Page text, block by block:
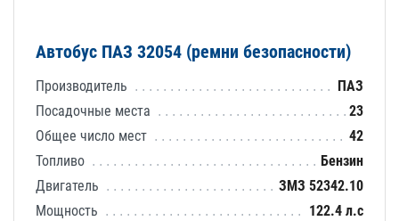
Автобус ПАЗ 32054 (ремни безопасности)
Производитель
ПАЗ
Посадочные места
23
Общее число мест
42
Топливо
Бензин
Двигатель
ЗМЗ 52342.10
Мощность
122.4 л.с